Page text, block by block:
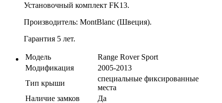
Установочный комплект FK13.
Производитель: MontBlanc (Швеция).
Гарантия 5 лет.
Модель
Range Rover Sport
Модификация
2005-2013
Тип крыши
специальные фиксированные
места
Наличие замков
Да